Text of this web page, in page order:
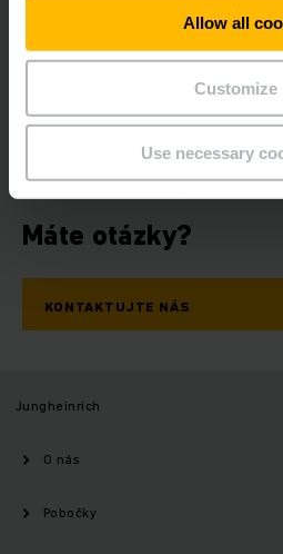
Allow all
Customize
Use necessary
TERAZ
Máte otázky?
KONTAKTUJTE NÁS
Jungheinrich
O nás
Pobočky